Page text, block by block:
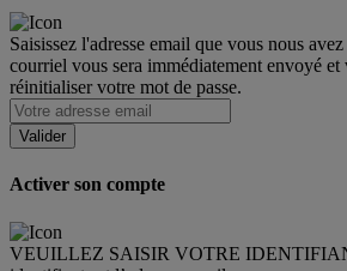
Saisissez l'adresse email que vous nous
courriel vous sera immédiatement envoyé et
réinitialiser votre mot de passe.
Activer son compte
VEUILLEZ SAISIR VOTRE